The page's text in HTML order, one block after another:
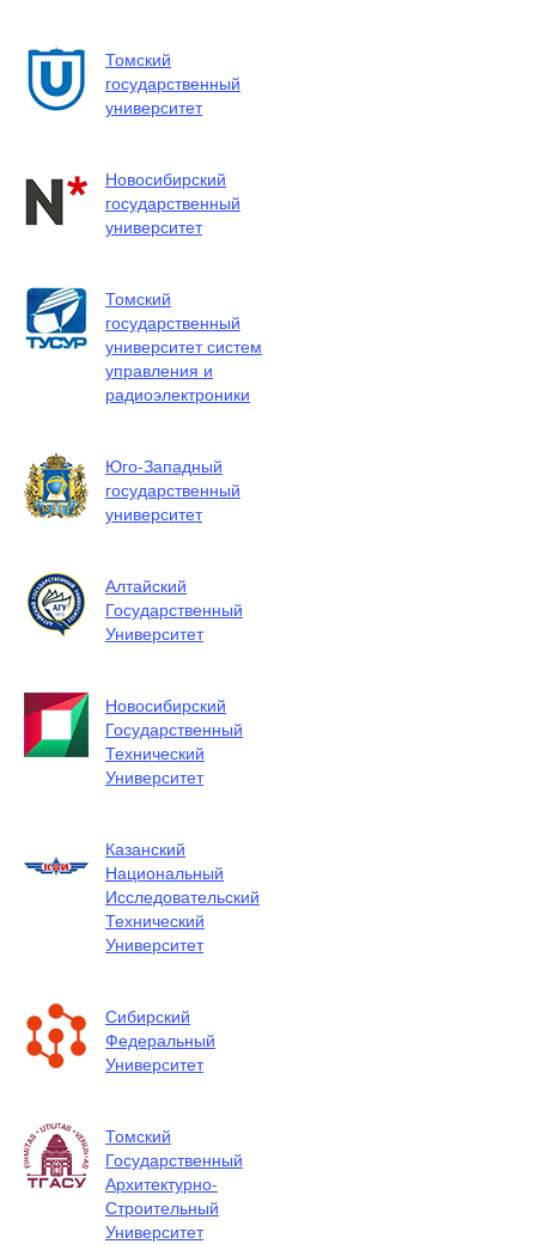
Томский
государственный
университет
Новосибирский
государственный
университет
Томский
государственный
университет систем
управления и
радиоэлектроники
Юго-Западный
государственный
университет
Алтайский
Государственный
Университет
Новосибирский
Государственный
Технический
Университет
Казанский
Национальный
Исследовательский
Технический
Университет
Сибирский
Федеральный
Университет
Томский
Государственный
Архитектурно-
Строительный
Университет